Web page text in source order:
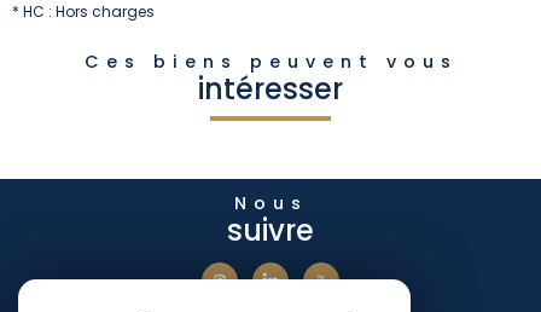
* HC : Hors charges
Ces biens peuvent vous
intéresser
Nous
suivre